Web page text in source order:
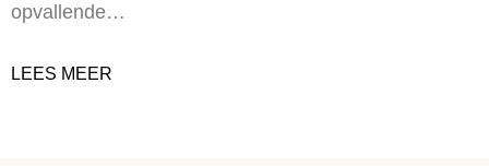
opvallende…
LEES MEER